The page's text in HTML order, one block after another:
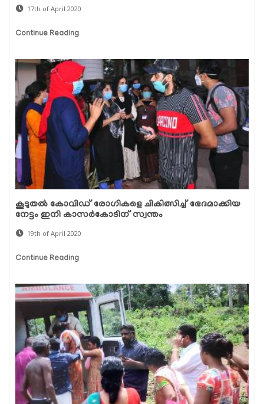
17th of April 2020
Continue Reading
കൂടുതല്‍ കോവിഡ് രോഗികളെ ചികിത്സിച്ച് ഭേദമാക്കിയ
നേട്ടം ഇനി കാസര്‍കോടിന് സ്വന്തം
19th of April 2020
Continue Reading